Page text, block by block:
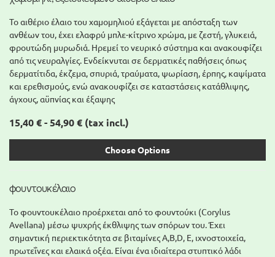
Το αιθέριο έλαιο του χαμομηλιού εξάγεται με απόσταξη των
ανθέων του, έχει ελαφρύ μπλε-κίτρινο χρώμα, με ζεστή, γλυκειά,
φρουτώδη μυρωδιά. Ηρεμεί το νευρικό σύστημα και ανακουφίζει
από τις νευραλγίες. Ενδείκνυται σε δερματικές παθήσεις όπως
δερματίτιδα, έκζεμα, σπυριά, τραύματα, ψωρίαση, έρπης, καψίματα
και ερεθισμούς, ενώ ανακουφίζει σε καταστάσεις κατάθλιψης,
άγχους, αϋπνίας και έξαψης
15,40 € - 54,90 € (tax incl.)
Choose Options
φουντουκέλαιο
Το φουντουκέλαιο προέρχεται από το φουντούκι (Corylus
Avellana) μέσω ψυχρής έκθλιψης των σπόρων του. Έχει
σημαντική περιεκτικότητα σε βιταμίνες A,Β,D, Ε, ιχνοστοιχεία,
πρωτεΐνες και ελαικά οξέα. Είναι ένα ιδιαίτερα στυπτικό λάδι